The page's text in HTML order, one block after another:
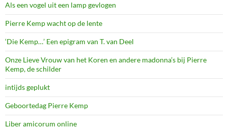
Als een vogel uit een lamp gevlogen
Pierre Kemp wacht op de lente
‘Die Kemp…’ Een epigram van T. van Deel
Onze Lieve Vrouw van het Koren en andere madonna’s bij Pierre
Kemp, de schilder
intijds geplukt
Geboortedag Pierre Kemp
Liber amicorum online